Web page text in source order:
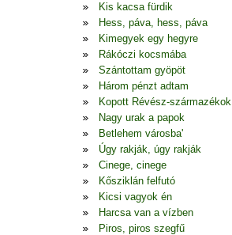
Kis kacsa fürdik
Hess, páva, hess, páva
Kimegyek egy hegyre
Rákóczi kocsmába
Szántottam gyöpöt
Három pénzt adtam
Kopott Révész-származékok
Nagy urak a papok
Betlehem városba'
Úgy rakják, úgy rakják
Cinege, cinege
Kősziklán felfutó
Kicsi vagyok én
Harcsa van a vízben
Piros, piros szegfű